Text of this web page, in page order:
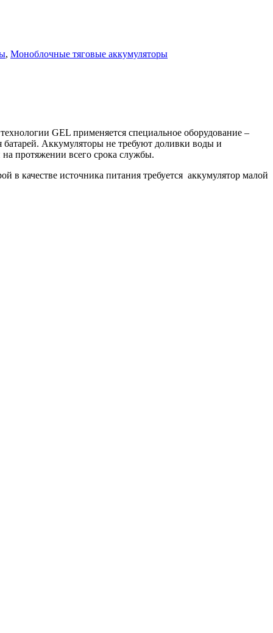
, Моноблочные тяговые аккумуляторы
GEL применяется специальное оборудование –
Аккумуляторы не требуют доливки воды и
протяжении всего срока службы.
в качестве источника питания требуется аккумулятор малой